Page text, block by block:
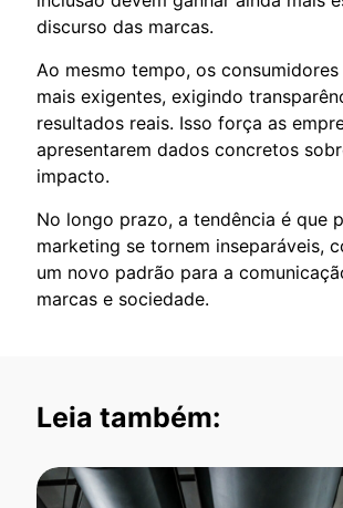
discurso das marcas.
Ao mesmo tempo, os
mais exigentes, exigindo
resultados reais. Isso força as
apresentarem dados concretos
impacto.
No longo prazo, a tendência é que
marketing se tornem inseparáveis,
um novo padrão para a
marcas e sociedade.
Leia também: